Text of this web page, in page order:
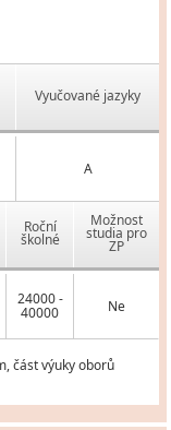
Vyučované jazyky
A
Roční
školné
Možnost
studia pro
ZP
24000 -
40000 Ne
část výuky oborů